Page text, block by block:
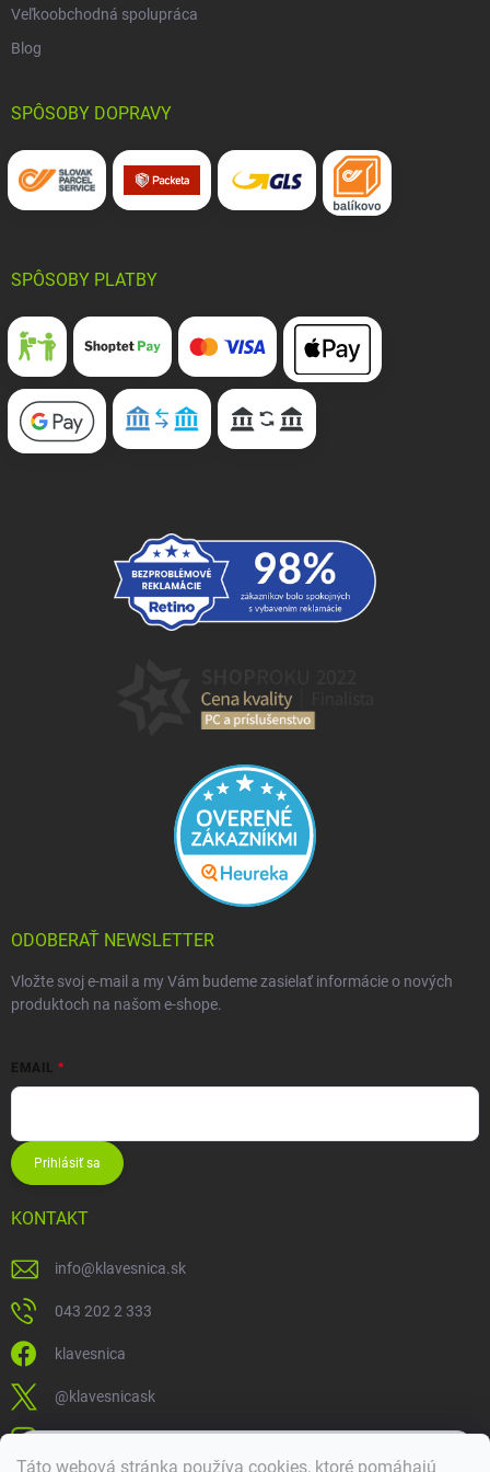
Táto webová stránka používa cookies, ktoré pomáhajú
Veľkoobchodná spolupráca
Blog
SPÔSOBY DOPRAVY
SPÔSOBY PLATBY
ODOBERAŤ NEWSLETTER
Vložte svoj e-mail a my Vám budeme zasielať informácie o nových
produktoch na našom e-shope.
EMAIL
Prihlásiť sa
KONTAKT
info@klavesnica.sk
043 202 2 333
klavesnica
@klavesnicask
klavesnica_sk